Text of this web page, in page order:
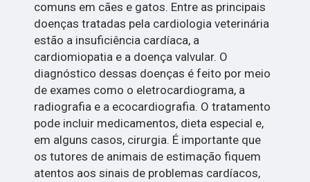
comuns em cães e gatos. Entre as principais
doenças tratadas pela cardiologia veterinária
estão a insuficiência cardíaca, a
cardiomiopatia e a doença valvular. O
diagnóstico dessas doenças é feito por meio
de exames como o eletrocardiograma, a
radiografia e a ecocardiografia. O tratamento
pode incluir medicamentos, dieta especial e,
em alguns casos, cirurgia. É importante que
os tutores de animais de estimação fiquem
atentos aos sinais de problemas cardíacos,